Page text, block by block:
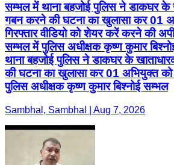
सम्भल में थाना बहजोई पुलिस ने डाकघर के
गबन करने की घटना का खुलासा कर 01
गिरफ्तार वीडियो को शेयर करें करने की
सम्भल में पुलिस अधीक्षक कृष्ण कुमार
थाना बहजोई पुलिस ने डाकघर के
की घटना का खुलासा कर 01 अभियुक्त को
पुलिस अधीक्षक कृष्ण कुमार बिश्नोई सम्भल
Sambhal, Sambhal | Aug 7, 2026